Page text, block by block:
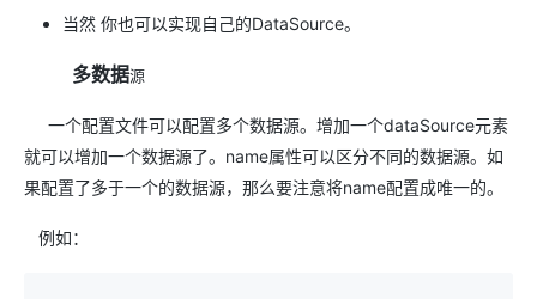
当然 你也可以实现自己的DataSource。
多数据源
一个配置文件可以配置多个数据源。增加一个dataSource元素
就可以增加一个数据源了。name属性可以区分不同的数据源。如
果配置了多于一个的数据源，那么要注意将name配置成唯一的。
例如：